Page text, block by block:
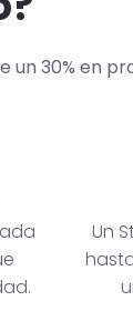
un 30% en
Un